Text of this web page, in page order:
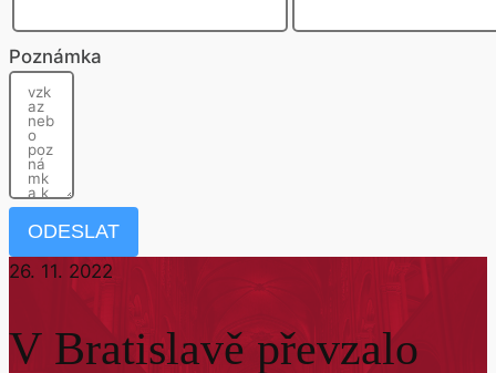
Poznámka
ODESLAT
26. 11. 2022
V Bratislavě převzalo